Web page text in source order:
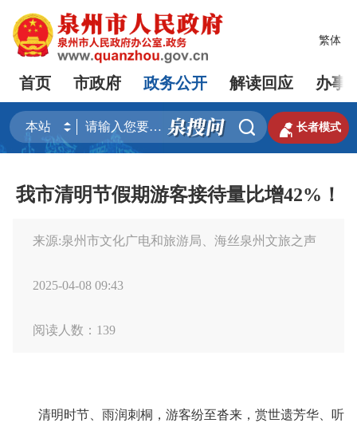
繁体
首页 市政府 政务公开 解读回应 办事
  长者模式
我市清明节假期游客接待量比增42%！
来源:泉州市文化广电和旅游局、海丝泉州文旅之声
2025-04-08 09:43
阅读人数： 139
清明时节、雨润刺桐，游客纷至沓来，赏世遗芳华、听